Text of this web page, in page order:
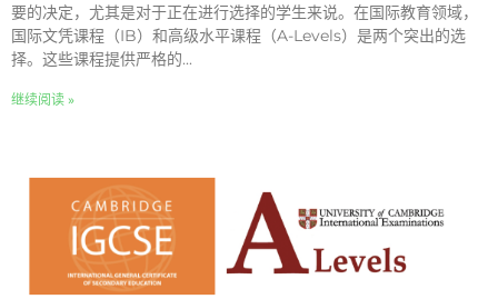
要的决定，尤其是对于正在进行选择的学生来说。在国际教育领域，
国际文凭课程（IB）和高级水平课程（A-Levels）是两个突出的选
择。这些课程提供严格的...
继续阅读 »